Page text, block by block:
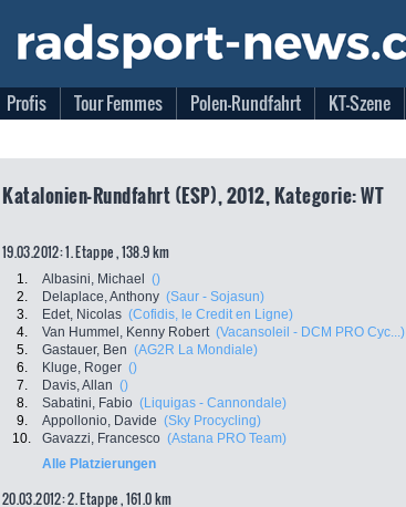
Profis Tour Femmes Polen-Rundfahrt KT-Szene
Katalonien-Rundfahrt (ESP), 2012, Kategorie: WT
19.03.2012: 1. Etappe , 138.9 km
1. Albasini, Michael ()
2.
Delaplace, Anthony (Saur - Sojasun)
3.
Edet, Nicolas (Cofidis, le Credit en Ligne)
4.
Van Hummel, Kenny Robert (Vacansoleil - DCM PRO Cyc...)
5.
Gastauer, Ben (AG2R La Mondiale)
6.
Kluge, Roger ()
7.
Davis, Allan ()
8.
Sabatini, Fabio (Liquigas - Cannondale)
9.
Appollonio, Davide (Sky Procycling)
10.
Gavazzi, Francesco (Astana PRO Team)
Alle Platzierungen
20.03.2012: 2. Etappe , 161.0 km